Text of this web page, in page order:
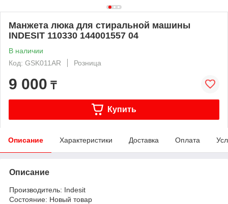
Манжета люка для стиральной машины
INDESIT 110330 144001557 04
В наличии
Код: GSK011AR
Розница
9 000 ₸
Купить
Описание Характеристики Доставка Оплата
Описание
Производитель: Indesit
Состояние: Новый товар